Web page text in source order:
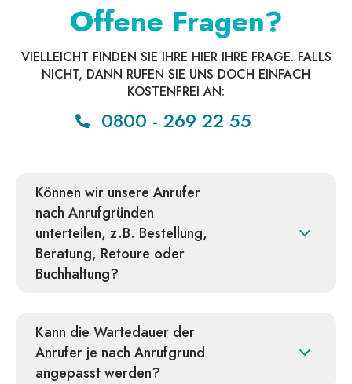
Offene Fragen?
VIELLEICHT FINDEN SIE IHRE HIER IHRE FRAGE. FALLS
NICHT, DANN RUFEN SIE UNS DOCH EINFACH
KOSTENFREI AN:
0800 - 269 22 55
Können wir unsere Anrufer
nach Anrufgründen
unterteilen, z.B. Bestellung,
Beratung, Retoure oder
Buchhaltung?
Kann die Wartedauer der
Anrufer je nach Anrufgrund
angepasst werden?